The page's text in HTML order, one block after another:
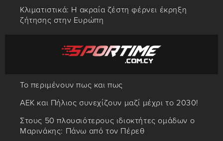
Κλιματιστικά: Η ακραία ζέστη φέρνει έκρηξη
ζήτησης στην Ευρώπη
Το περιμένουν πως και πως
ΑΕΚ και Πήλιος συνεχίζουν μαζί μέχρι το 2030!
Στους 50 πλουσιότερους ιδιοκτήτες ομάδων ο
Μαρινάκης: Πάνω από τον Πέρεθ